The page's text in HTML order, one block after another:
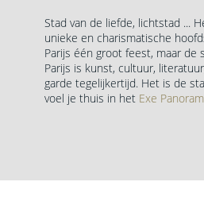
Stad van de liefde, lichtstad ...
unieke en charismatische
Parijs één groot feest, maar
Parijs is kunst, cultuur,
garde tegelijkertijd. Het is de
voel je thuis in het Exe